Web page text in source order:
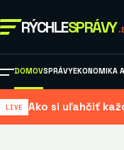
RÝCHLESPRÁVY
DOMOVSPRÁVYEKONOMIKA